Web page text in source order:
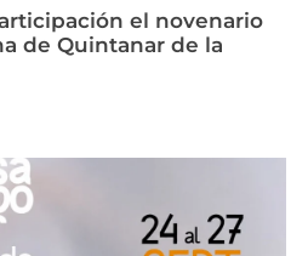
el novenario
de Quintanar de la